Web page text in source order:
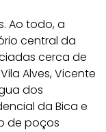
Ao todo, a
central da
cerca de
Alves, Vicente
dos
da Bica e
de poços